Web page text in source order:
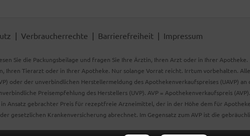
Verbraucherrechte Barrierefreiheit Impressum
Sie die Packungsbeilage und fragen Sie Ihre Ärztin, Ihren Arzt oder in Ihrer
Ihren Tierarzt oder in Ihrer Apotheke. Nur solange Vorrat reicht. Irrtum vorbehalten.
oder der unverbindlichen Herstellermeldung des Apothekenverkaufspreises (UAVP)
Preisempfehlung des Herstellers (UVP). AVP = Apothekenverkaufspreis
Ansatz gebrachter Preis für rezeptfreie Arzneimittel, der in der Höhe dem für
gesetzlichen Krankenversicherung abrechnet. Im Gegensatz zum AVP ist die